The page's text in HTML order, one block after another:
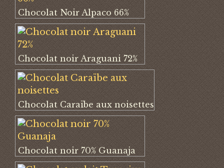
Chocolat Noir Alpaco 66%
Chocolat noir Araguani 72%
Chocolat Caraïbe aux noisettes
Chocolat noir 70% Guanaja